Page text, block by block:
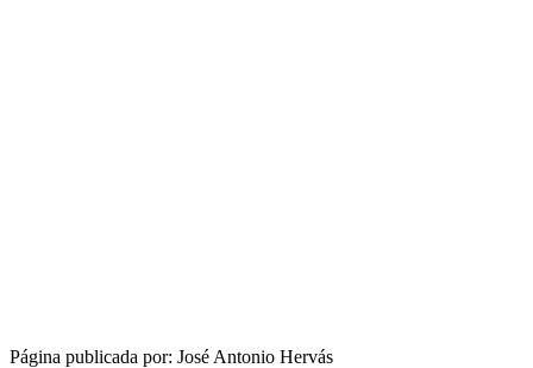
Página publicada por: José Antonio Hervás